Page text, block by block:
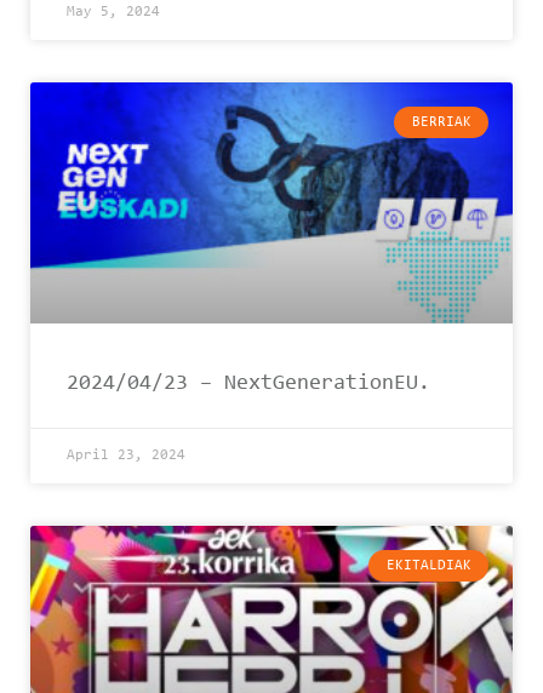
May 5, 2024
BERRIAK
2024/04/23 – NextGenerationEU.
April 23, 2024
EKITALDIAK